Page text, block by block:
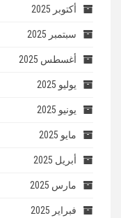
أكتوبر 2025
سبتمبر 2025
أغسطس 2025
يوليو 2025
يونيو 2025
مايو 2025
أبريل 2025
مارس 2025
فبراير 2025